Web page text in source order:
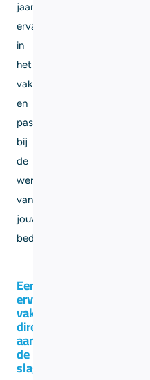
jaar
ervaring
in
het
vak
en
past
bij
de
werkwijze
van
jouw
bedrijf.
Een
ervaren
vakman,
direct
aan
de
slag